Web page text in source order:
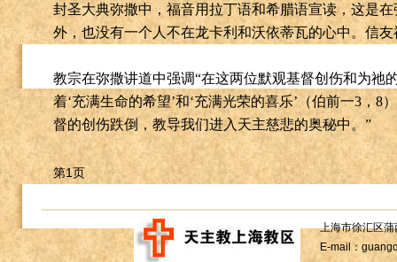
封圣大典弥撒中，福音用拉丁语和希腊语宣读，这是
外，也没有一个人不在龙卡利和沃依蒂瓦的心中。信
教宗在弥撒讲道中强调“在这两位默观基督创伤和为祂
着‘充满生命的希望’和‘充满光荣的喜乐’ （伯前一3 ，8
督的创伤跌倒，教导我们进入天主慈悲的奥秘中。”
第1页
上海市徐汇区
E-mail：